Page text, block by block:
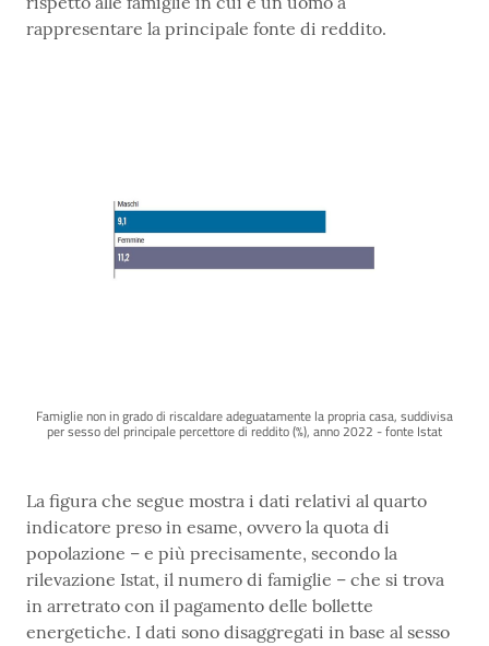
rappresentare la principale fonte di reddito.
Famiglie non in grado di riscaldare adeguatamente la propria casa, suddivisa
per sesso del principale percettore di reddito (%), anno 2022 - fonte Istat
La figura che segue mostra i dati relativi al quarto
indicatore preso in esame, ovvero la quota di
popolazione – e più precisamente, secondo la
rilevazione Istat, il numero di famiglie – che si trova
in arretrato con il pagamento delle bollette
energetiche. I dati sono disaggregati in base al sesso